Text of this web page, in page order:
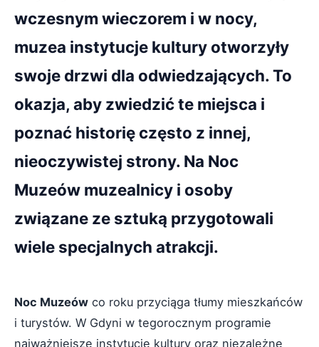
wczesnym wieczorem i w nocy,
muzea instytucje kultury otworzyły
swoje drzwi dla odwiedzających. To
okazja, aby zwiedzić te miejsca i
poznać historię często z innej,
nieoczywistej strony. Na Noc
Muzeów muzealnicy i osoby
związane ze sztuką przygotowali
wiele specjalnych atrakcji.
Noc Muzeów co roku przyciąga tłumy mieszkańców
i turystów. W Gdyni w tegorocznym programie
najważniejsze instytucje kultury oraz niezależne